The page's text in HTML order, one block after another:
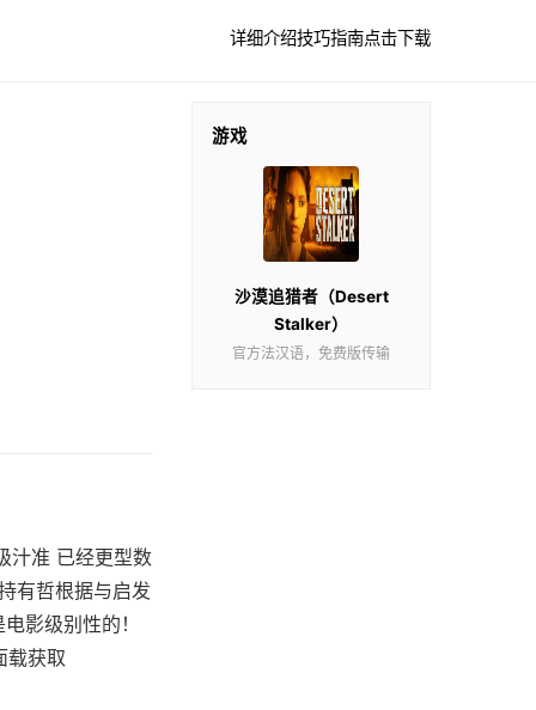
详细介绍技巧指南点击下载
汁准 已经更型数
有哲根据与启发
影级别性的！
载获取
游戏
沙漠追猎者（Desert
Stalker）
官方法汉语，免费版传输